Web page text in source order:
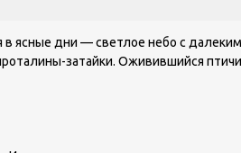
в ясные дни — светлое небо с
затайки. Оживившийся